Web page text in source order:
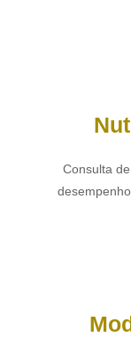
Consulta